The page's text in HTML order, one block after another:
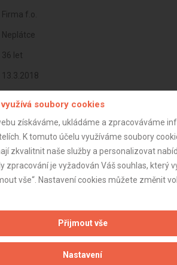
Firma f.o.
Neplátce
36 let
13.3.2018
Aktualizováno z portálu ARES dne 18.02.2024 15:02:56
soubory cookies
získáváme, ukládáme a zpracováváme
K tomuto účelu využíváme soubory
zkvalitnit naše služby a personalizovat
zpracování je vyžadován Váš souhlas, který
vše“. Nastavení cookies můžete změnit
Přijmout vše
Nastavení